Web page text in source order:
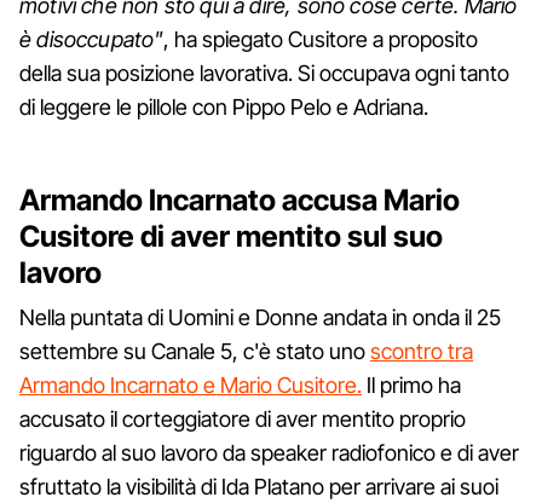
motivi che non sto qui a dire, sono cose certe. Mario
è disoccupato", ha spiegato Cusitore a proposito
della sua posizione lavorativa. Si occupava ogni tanto
di leggere le pillole con Pippo Pelo e Adriana.
Armando Incarnato accusa Mario
Cusitore di aver mentito sul suo
lavoro
Nella puntata di Uomini e Donne andata in onda il 25
settembre su Canale 5, c'è stato unoscontro tra
Armando Incarnato e Mario Cusitore. Il primo ha
accusato il corteggiatore di aver mentito proprio
riguardo al suo lavoro da speaker radiofonico e di aver
sfruttato la visibilità di Ida Platano per arrivare ai suoi